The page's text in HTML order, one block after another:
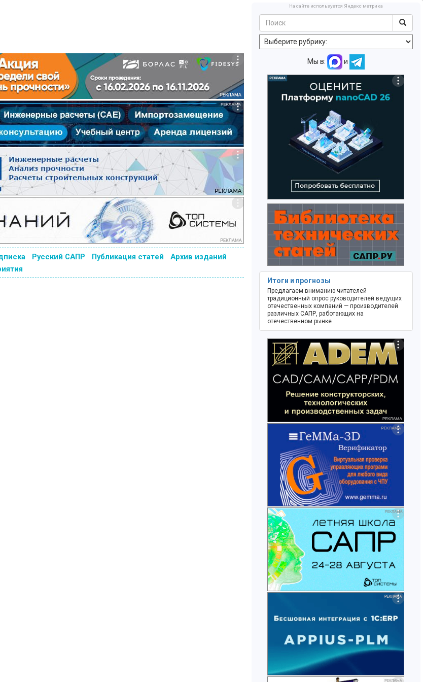
Русский САПР Публикация статей
Архив изданий
На сайте используется Яндекс метрика
Мы в: и
Итоги и прогнозы
Предлагаем вниманию читателей
традиционный опрос руководителей ведущих
отечественных компаний — производителей
различных САПР, работающих на
отечественном рынке